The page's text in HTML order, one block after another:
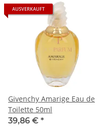
AUSVERKAUFT
Givenchy Amarige Eau de
Toilette 50ml
39,86 € *